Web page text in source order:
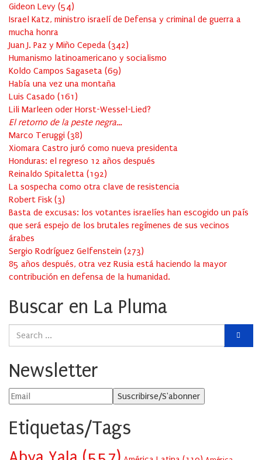
Gideon Levy (54)
Israel Katz, ministro israelí de Defensa y criminal de guerra a
mucha honra
Juan J. Paz y Miño Cepeda (342)
Humanismo latinoamericano y socialismo
Koldo Campos Sagaseta (69)
Había una vez una montaña
Luis Casado (161 )
Lili Marleen oder Horst-Wessel-Lied?
El retorno de la peste negra…
Marco Teruggi (38)
Xiomara Castro juró como nueva presidenta
Honduras: el regreso 12 años después
Reinaldo Spitaletta (192)
La sospecha como otra clave de resistencia
Robert Fisk (3)
Basta de excusas: los votantes israelíes han escogido un país
que será espejo de los brutales regímenes de sus vecinos
árabes
Sergio Rodríguez Gelfenstein (273)
85 años después, otra vez Rusia está haciendo la mayor
contribución en defensa de la humanidad.
Buscar en La Pluma
Newsletter
Etiquetas/Tags